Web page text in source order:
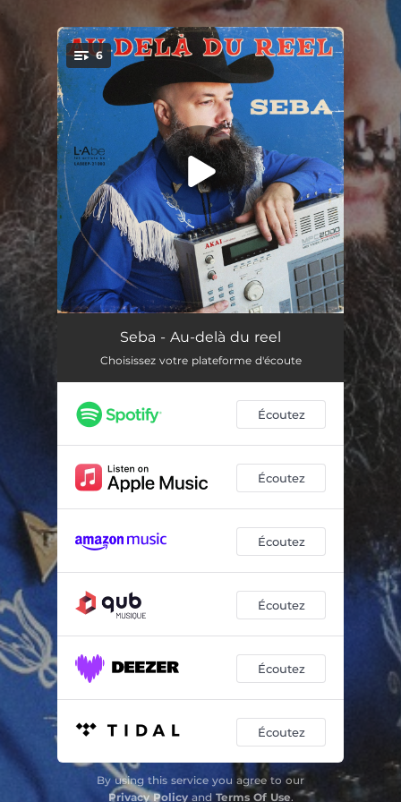
You're all set!
6
La mauvaise herbe
Depuis j'boé pu 03:52
Le matou 03:15
BBQ 03:02
Patient 02:14
Seba - Au-delà du reel
Choisissez votre plateforme d'écoute
Écoutez
Écoutez
Écoutez
Écoutez
Écoutez
Écoutez
By using this service you agree to our
Privacy PolicyandTerms Of Use.
.